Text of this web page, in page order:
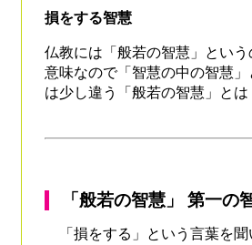
損をする智慧
仏教には「般若の智慧」とい
意味なので「智慧の中の智慧
は少し違う「般若の智慧」とは
「般若の智慧」 第一の
「損をする」という言葉を聞